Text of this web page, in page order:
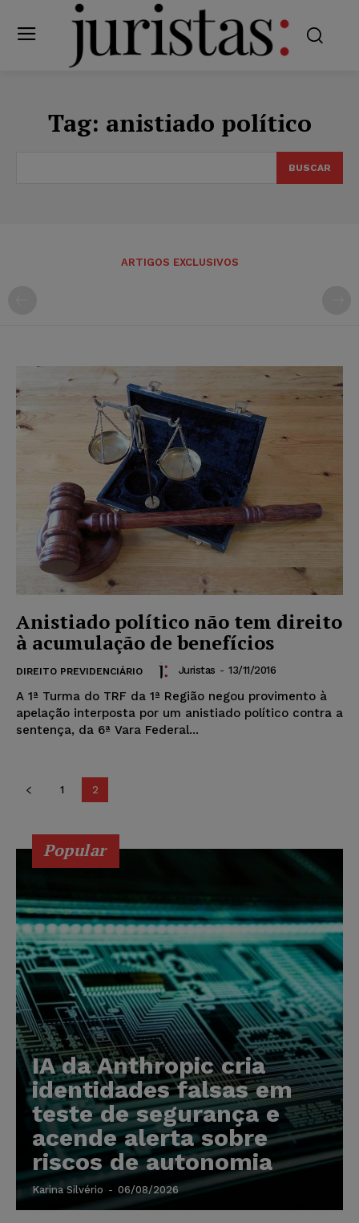
Tag: anistiado político
BUSCAR
ARTIGOS EXCLUSIVOS
Anistiado político não tem direito
à acumulação de benefícios
DIREITO PREVIDENCIÁRIO Juristas - 13/11/2016
A 1ª Turma do TRF da 1ª Região negou provimento à
apelação interposta por um anistiado político contra a
sentença, da 6ª Vara Federal...
1 2
Popular
IA da Anthropic cria
identidades falsas em
teste de segurança e
acende alerta sobre
riscos de autonomia
Karina Silvério - 06/08/2026